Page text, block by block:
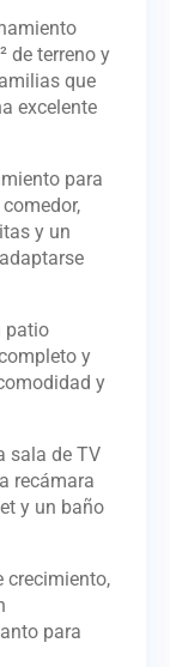
de terreno y
que
excelente
para
y un
patio
y
y
sala de TV
recámara
y un baño
crecimiento,
para